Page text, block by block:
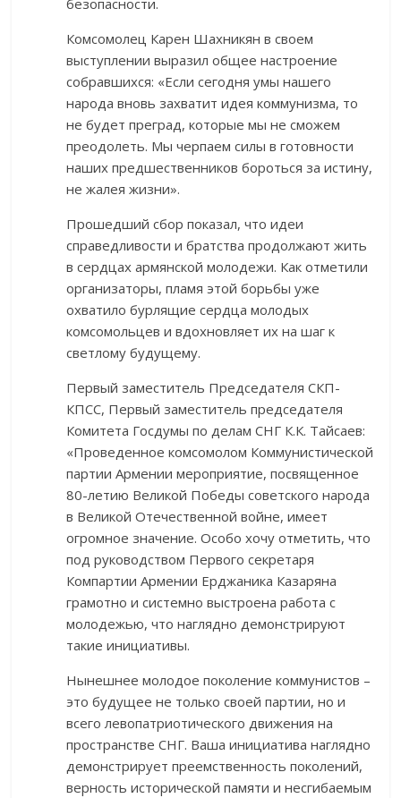
Комсомолец Карен Шахникян в своем
выступлении выразил общее настроение
собравшихся: «Если сегодня умы нашего
народа вновь захватит идея коммунизма, то
не будет преград, которые мы не сможем
преодолеть. Мы черпаем силы в готовности
наших предшественников бороться за истину,
не жалея жизни».
Прошедший сбор показал, что идеи
справедливости и братства продолжают жить
в сердцах армянской молодежи. Как отметили
организаторы, пламя этой борьбы уже
охватило бурлящие сердца молодых
комсомольцев и вдохновляет их на шаг к
светлому будущему.
Первый заместитель Председателя СКП-
КПСС, Первый заместитель председателя
Комитета Госдумы по делам СНГ К.К. Тайсаев:
«Проведенное комсомолом Коммунистической
партии Армении мероприятие, посвященное
80-летию Великой Победы советского народа
в Великой Отечественной войне, имеет
огромное значение. Особо хочу отметить, что
под руководством Первого секретаря
Компартии Армении Ерджаника Казаряна
грамотно и системно выстроена работа с
молодежью, что наглядно демонстрируют
такие инициативы.
Нынешнее молодое поколение коммунистов –
это будущее не только своей партии, но и
всего левопатриотического движения на
пространстве СНГ. Ваша инициатива наглядно
демонстрирует преемственность поколений,
верность исторической памяти и несгибаемым